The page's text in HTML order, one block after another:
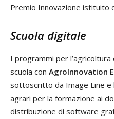
Premio Innovazione istituito
Scuola digitale
I programmi per
scuola con AgroInnovation
sottoscritto da Image Line e
agrari per la formazione ai
distribuzione di software